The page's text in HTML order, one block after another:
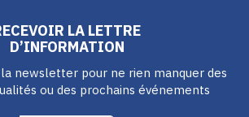
LA LETTRE
D’INFORMATION
newsletter pour ne rien manquer des
ou des prochains événements